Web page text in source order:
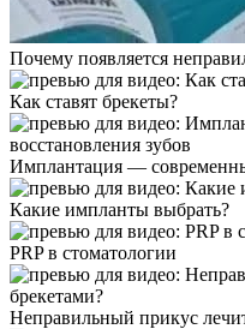
Почему появляется
Как ставят брекеты?
Имплантация —
Какие импланты выбрать?
PRP в стоматологии
Неправильный прикус